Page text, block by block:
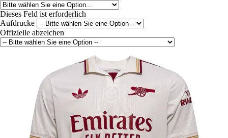
Dieses Feld ist erforderlich
Aufdrucke
Offizielle abzeichen